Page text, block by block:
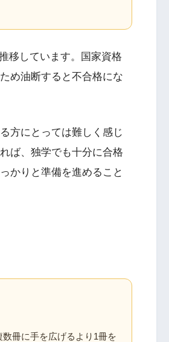
移しています。国家資格
め油断すると不合格にな
方にとっては難しく感じ
ば、独学でも十分に合格
かりと準備を進めること
冊に手を広げるより1冊を